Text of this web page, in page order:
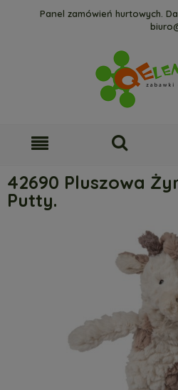
Panel zamówień hurtowych.
42690 Pluszowa
Putty.